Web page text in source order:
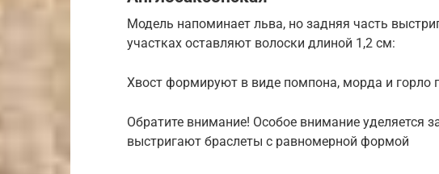
Модель напоминает льва, но задняя часть
участках оставляют волоски длиной 1,2 см:
Хвост формируют в виде помпона, морда и горло
Обратите внимание! Особое внимание уделяется
выстригают браслеты с равномерной формой